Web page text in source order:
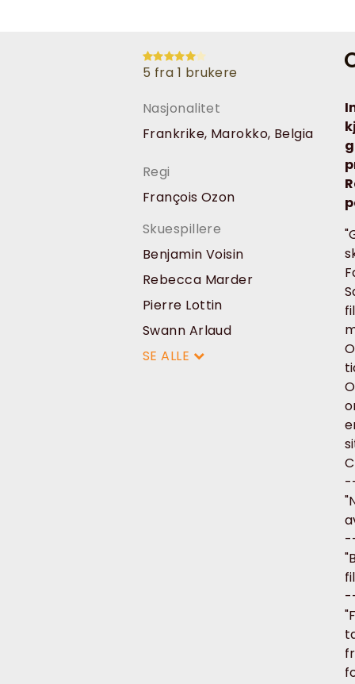
5 fra 1 brukere
Nasjonalitet
Frankrike, Marokko, Belgia
Regi
François Ozon
Skuespillere
Benjamin Voisin
Rebecca Marder
Pierre Lottin
Swann Arlaud
SE ALLE